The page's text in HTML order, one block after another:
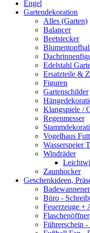
Engel
Gartendekoration
Alles (Garten)
Balancer
Beetstecker
Edelstahl
Ersatzteile &
Figuren
Gartenschilder
Klangspiele /
Regenmesser
Vogelhaus
Wasserspeier
Windräder
Zaunhocker
Geschenkideen,
Büro -
Feuerzeuge +
Flaschenöffner
Führerschein